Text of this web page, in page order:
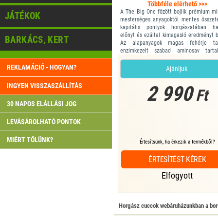
JÁTÉKOK
BARKÁCS, KERT
REKLAMÁCIÓ - HOGYAN?
INGYEN VISSZASZÁLLÍTÁS
30 NAPOS ELÁLLÁSI JOG
LEVÁSÁROLHATÓ PONTOK
MIÉRT TŐLÜNK?
Többféle elérhető >>>
A The Big One főzött bojlik prémium
mesterséges anyagoktól mentes
kapitális pontyok horgászatában
előnyt és ezáltal kimagasló eredményt
Az alapanyagok magas fehérje
enzimkezelt szabad aminosav
rendelkező, vízben oldódó
folyékony összetevők is ezt a
minőséget képviselik, összhangban a
Ajánljuk
2 990Ft
Elfogyott
Értesítsünk, ha érkezik a termékből?
ÉRTESÍTÉST KÉREK
Horgász cuccok webáruházunkban a